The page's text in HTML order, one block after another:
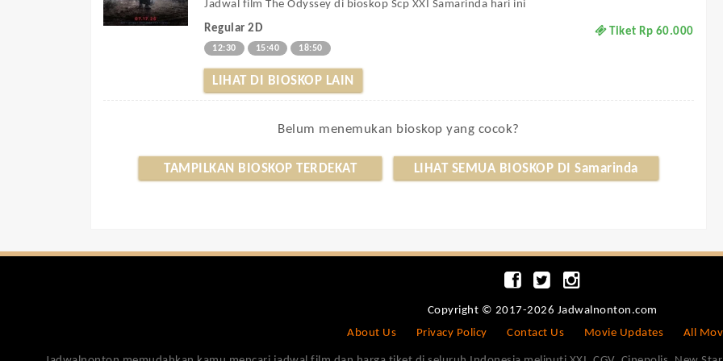
Jadwal film The Odyssey di bioskop Scp XXI Samarinda hari ini
Regular 2D
Tiket Rp 60.000
12:30 15:40 18:50
LIHAT DI BIOSKOP LAIN
Belum menemukan bioskop yang cocok?
TAMPILKAN BIOSKOP TERDEKAT LIHAT SEMUA BIOSKOP DI Samarinda
Copyright © 2017-2026 Jadwalnonton.com
About Us
Privacy Policy Contact Us Movie Updates All